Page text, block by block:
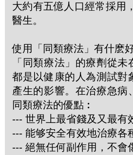
大約有五億人口經常採用
醫生。
使用「同類療法」有什麽
「同類療法」的療劑從
都是以健康的人為測試對
產生的影響。在治療急
同類療法的優點︰
--- 世界上最省錢及又最有
--- 能够安全有效地治療各
--- 絕無任何副作用，不會